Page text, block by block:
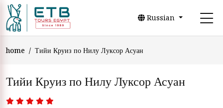
Russian
home Тийи Круиз по Нилу Луксор Асуан
Тийи Круиз по Нилу Луксор Асуан